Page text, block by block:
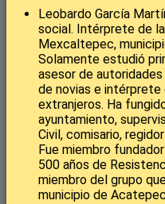
Leobardo García
social. Intérprete de
Mexcaltepec,
Solamente estudió
asesor de
de novias e intérprete
extranjeros. Ha
ayuntamiento,
Civil, comisario,
Fue miembro
500 años de
miembro del grupo
municipio de